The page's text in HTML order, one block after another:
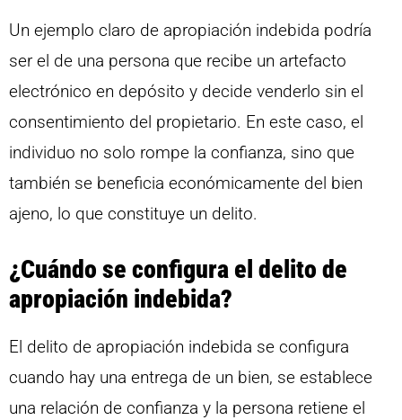
Un ejemplo claro de apropiación indebida podría
ser el de una persona que recibe un artefacto
electrónico en depósito y decide venderlo sin el
consentimiento del propietario. En este caso, el
individuo no solo rompe la confianza, sino que
también se beneficia económicamente del bien
ajeno, lo que constituye un delito.
¿Cuándo se configura el delito de
apropiación indebida?
El delito de apropiación indebida se configura
cuando hay una entrega de un bien, se establece
una relación de confianza y la persona retiene el